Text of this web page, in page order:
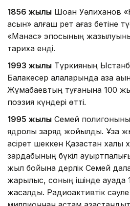
1856 жылы Шоқан Уәлиханов
асын» алғаш рет қағаз бетіне
«Манас» эпосының
тарихқа енді.
1993 жылы Түркияның
Балакесер қалаларында қазақ
Жұмабаевтың туғанына 100
поэзия күндері өтті.
1995 жылы Семей
ядролық заряд жойылды. Ұзақ
қасірет шеккен Қазақстан халқы
зардабының бүкіл
жыл бойына дерлік Семей
жарылыс, соның ішінде ауада
жасалды. Радиоактивтік